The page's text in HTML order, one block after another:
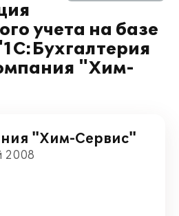
учета на базе
"Хим-
"Хим-Сервис"
2008